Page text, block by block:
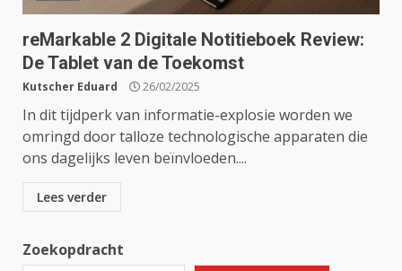
reMarkable 2 Digitale Notitieboek Review:
De Tablet van de Toekomst
Kutscher Eduard 26/02/2025
In dit tijdperk van informatie-explosie worden we
omringd door talloze technologische apparaten die
ons dagelijks leven beïnvloeden....
Lees verder
Zoekopdracht